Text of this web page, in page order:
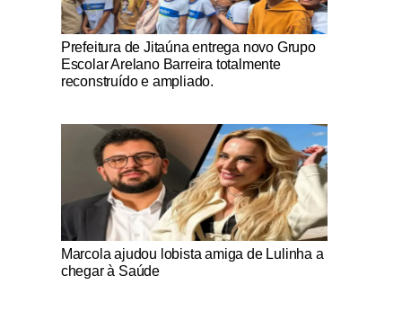
Notícias Católicas
Prefeitura de Jitaúna entrega novo Grupo
Escolar Arelano Barreira totalmente
reconstruído e ampliado.
Notícias Católicas
Marcola ajudou lobista amiga de Lulinha a
chegar à Saúde